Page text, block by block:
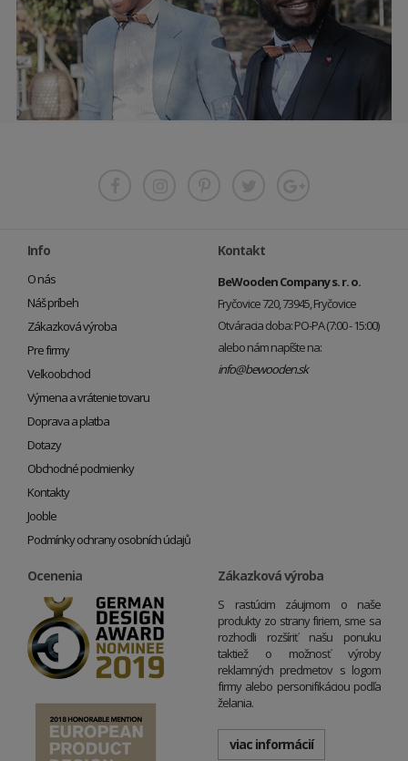
Info
O nás
Náš príbeh
Zákazková výroba
Pre firmy
Veľkoobchod
Výmena a vrátenie tovaru
Doprava a platba
Dotazy
Obchodné podmienky
Kontakty
Jooble
Podmínky ochrany osobních údajů
Kontakt
BeWooden Company s. r. o.
Fryčovice 720, 73945, Fryčovice
Otváracia doba: PO-PA (7:00 - 15:00)
alebo nám napíšte na:
info@bewooden.sk
Ocenenia Zákazková výroba
S rastúcim záujmom o naše
produkty zo strany firiem, sme sa
rozhodli rozšíriť našu ponuku
taktiež o možnosť výroby
reklamných predmetov s logom
firmy alebo personifikáciou podľa
želania.
viac informácií